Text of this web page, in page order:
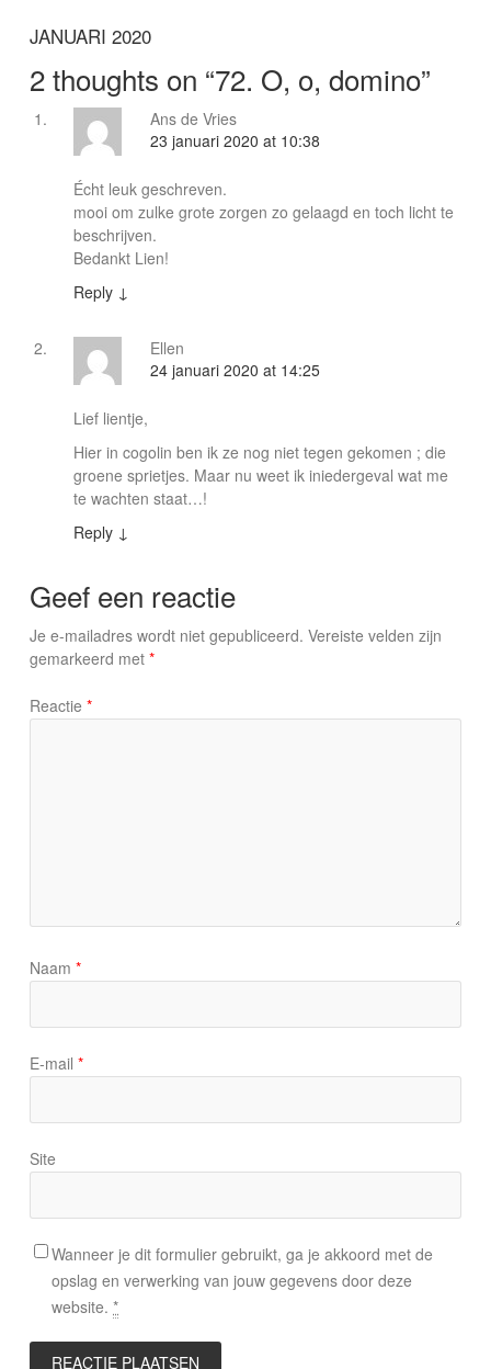
JANUARI 2020
2 thoughts on “72. O, o, domino”
Ans de Vries
23 januari 2020 at 10:38
Écht leuk geschreven.
mooi om zulke grote zorgen zo gelaagd en toch licht te
beschrijven.
Bedankt Lien!
Reply ↓
Ellen
24 januari 2020 at 14:25
Lief lientje,
Hier in cogolin ben ik ze nog niet tegen gekomen ; die
groene sprietjes. Maar nu weet ik iniedergeval wat me
te wachten staat…!
Reply ↓
Geef een reactie
Je e-mailadres wordt niet gepubliceerd. Vereiste velden zijn
gemarkeerd met *
Reactie *
Naam *
E-mail *
Site
Wanneer je dit formulier gebruikt, ga je akkoord met de
opslag en verwerking van jouw gegevens door deze
website. *